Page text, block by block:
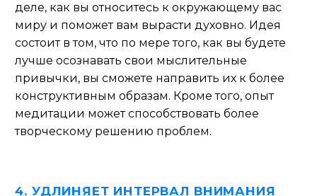
деле, как вы относитесь к окружающему вас
миру и поможет вам вырасти духовно. Идея
состоит в том, что по мере того, как вы будете
лучше осознавать свои мыслительные
привычки, вы сможете направить их к более
конструктивным образам. Кроме того, опыт
медитации может способствовать более
творческому решению проблем.
4. УДЛИНЯЕТ ИНТЕРВАЛ ВНИМАНИЯ